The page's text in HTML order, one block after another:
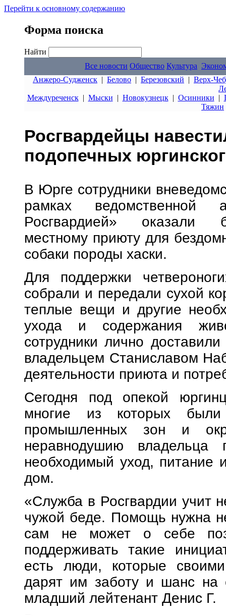
Перейти к основному содержанию
Форма поиска
Найти
Все новости Общество Культура
Анжеро-Судженск | Белово | Березовский | Верх-
Междуреченск| Мыски | Новокузнецк| Осинники |
Тяжин
Росгвардейцы
подопечных
В Юрге сотрудники
рамках
Росгвардией» оказали
местному приюту для
собаки породы хаски.
Для поддержки
собрали и передали сухой
теплые вещи и другие
ухода и содержания
сотрудники лично
владельцем Станиславом
деятельности приюта и
Сегодня под опекой
многие из которых
промышленных зон и
неравнодушию владельца
необходимый уход, питание
дом.
«Служба в Росгвардии учит
чужой беде. Помощь нужна
сам не может о себе
поддерживать такие
есть люди, которые
дарят им заботу и шанс на
младший лейтенант Денис Г.